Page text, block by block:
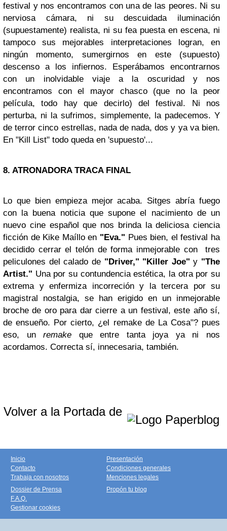
festival y nos encontramos con una de las peores. Ni su
nerviosa cámara, ni su descuidada iluminación
(supuestamente) realista, ni su fea puesta en escena, ni
tampoco sus mejorables interpretaciones logran, en
ningún momento, sumergirnos en este (supuesto)
descenso a los infiernos. Esperábamos encontrarnos
con un inolvidable viaje a la oscuridad y nos
encontramos con el mayor chasco (que no la peor
película, todo hay que decirlo) del festival. Ni nos
perturba, ni la sufrimos, simplemente, la padecemos. Y
de terror cinco estrellas, nada de nada, dos y ya va bien.
En "Kill List" todo queda en 'supuesto'...
8. ATRONADORA TRACA FINAL
Lo que bien empieza mejor acaba. Sitges abría fuego
con la buena noticia que supone el nacimiento de un
nuevo cine español que nos brinda la deliciosa ciencia
ficción de Kike Maíllo en "Eva." Pues bien, el festival ha
decidido cerrar el telón de forma inmejorable con tres
peliculones del calado de"Driver," "Killer Joe" y "The
Artist." Una por su contundencia estética, la otra por su
extrema y enfermiza incorreción y la tercera por su
magistral nostalgia, se han erigido en un inmejorable
broche de oro para dar cierre a un festival, este año sí,
de ensueño. Por cierto, ¿el remake de La Cosa"? pues
eso, unremake que entre tanta joya ya ni nos
acordamos. Correcta sí, innecesaria, también.
Volver a la Portada de
Inicio
Contacto
Trabaja con nosotros
Presentación
Condiciones generales
Menciones legales
Dossier de Prensa
F.A.Q.
Gestionar cookies
Propón tu blog